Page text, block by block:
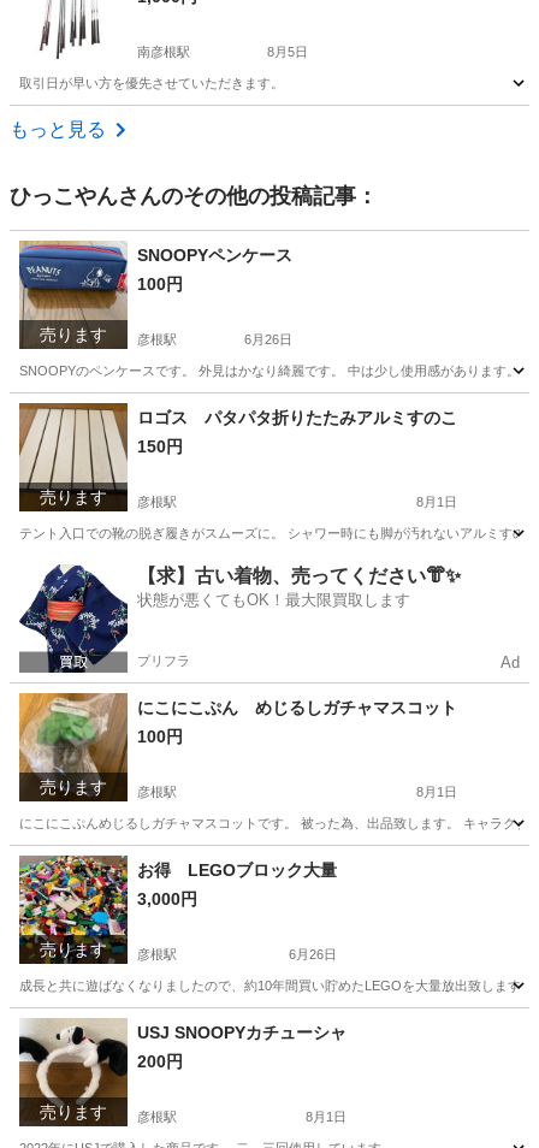
南彦根駅 8月5日
取引日が早い方を優先させていただきます。
滋賀 彦根市
もっと見る
ひっこやんさんのその他の投稿記事：
売ります
SNOOPYペンケース
100円
彦根駅 6月26日
SNOOPYのペンケースです。 外見はかなり綺麗です。 中は少し使用感があります。
滋賀 彦根市 彦根駅 キッズ用品 ケース
売ります
ロゴス パタパタ折りたたみアルミすのこ
150円
彦根駅 8月1日
テント入口での靴の脱ぎ履きがスムーズに。 シャワー時にも脚が汚れないアルミす
滋賀 彦根市 彦根駅 スポーツ
【求】古い着物、売ってください👘✨
状態が悪くてもOK！最大限買取します
プリフラ Ad
売ります
にこにこぷん めじるしガチャマスコット
100円
彦根駅 8月1日
にこにこぷんめじるしガチャマスコットです。 被った為、出品致します。 キャラクタ
滋賀 彦根市 彦根駅 その他
売ります
お得 LEGOブロック大量
3,000円
彦根駅 6月26日
成長と共に遊ばなくなりましたので、約10年間買い貯めたLEGOを大量放出致します
滋賀 彦根市 おもちゃ
売ります
USJ SNOOPYカチューシャ
200円
彦根駅 8月1日